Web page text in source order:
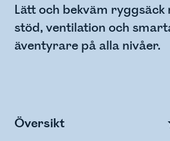
Lätt och bekväm
stöd, ventilation och
äventyrare på alla nivåer.
Översikt